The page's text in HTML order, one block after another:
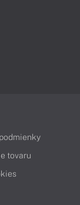
tovaru